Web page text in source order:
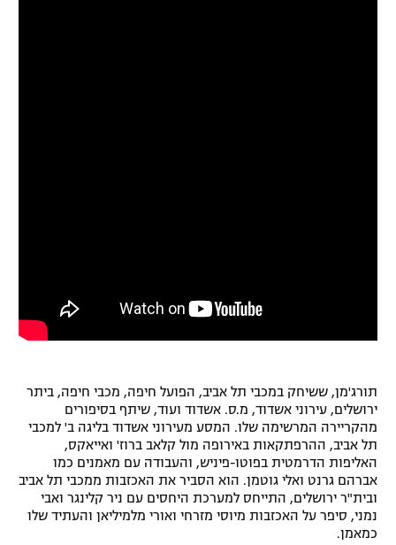
תורג'מן, ששיחק במכבי תל אביב, הפועל חיפה, מכבי חיפה, ביתר
ירושלים, עירוני אשדוד, מ.ס. אשדוד ועוד, שיתף בסיפורים
מהקריירה המרשימה שלו. המסע מעירוני אשדוד בליגה ב' למכבי
תל אביב, ההרפתקאות באירופה מול קלאב ברוז' ואייאקס,
האליפות הדרמטית בפוטו-פיניש, והעבודה עם מאמנים כמו
אברהם גרנט ואלי גוטמן. הוא הסביר את האכזבות ממכבי תל אביב
ובית"ר ירושלים, התייחס למערכת היחסים עם ניר קלינגר ואבי
נמני, סיפר על האכזבות מיוסי מזרחי ואורי מלמיליאן והעתיד שלו
כמאמן.